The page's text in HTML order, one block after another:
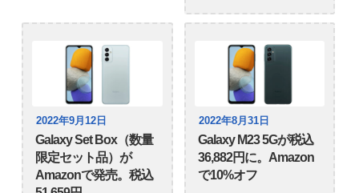
2022年9月12日
Galaxy Set Box（数量
限定セット品）が
Amazonで発売。税込
2022年8月31日
Galaxy M23 5Gが税込
36,882円に。Amazon
で10%オフ